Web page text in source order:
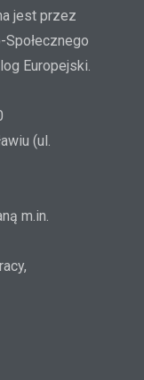
jest przez
Europejski.
(ul.
m.in.